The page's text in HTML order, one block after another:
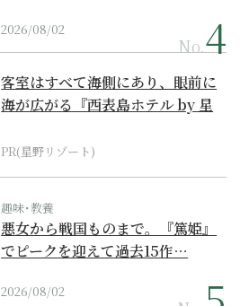
2026/08/02
No.
客室はすべて海側にあり、眼前に
海が広がる『西表島ホテル by 星
PR(星野リゾート)
趣味･教養
悪女から戦国ものまで。『篤姫』
でピークを迎えて過去15作…
2026/08/02